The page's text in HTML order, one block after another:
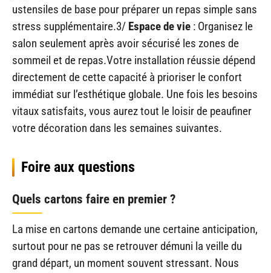
ustensiles de base pour préparer un repas simple sans
stress supplémentaire.3/ Espace de vie : Organisez le
salon seulement après avoir sécurisé les zones de
sommeil et de repas.Votre installation réussie dépend
directement de cette capacité à prioriser le confort
immédiat sur l’esthétique globale. Une fois les besoins
vitaux satisfaits, vous aurez tout le loisir de peaufiner
votre décoration dans les semaines suivantes.
Foire aux questions
Quels cartons faire en premier ?
La mise en cartons demande une certaine anticipation,
surtout pour ne pas se retrouver démuni la veille du
grand départ, un moment souvent stressant. Nous